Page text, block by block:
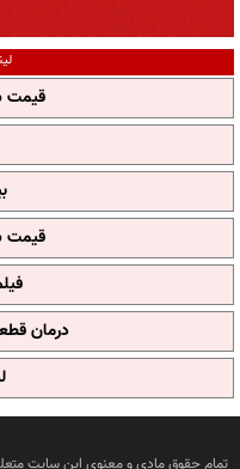
قیمت
قیمت
درمان